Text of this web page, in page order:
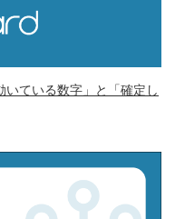
ている数字」と「確定し